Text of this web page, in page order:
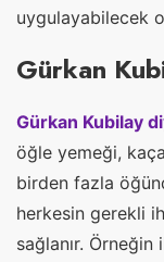
uygulayabilecek
Gürkan
Gürkan Kubilay
öğle yemeği,
birden fazla
herkesin gerekli
sağlanır.